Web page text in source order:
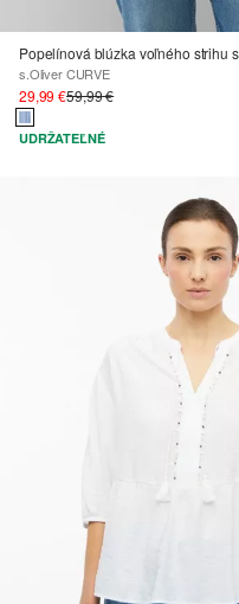
s.Oliver CURVE
29,99 €59,99 €
UDRŽATEĽNÉ